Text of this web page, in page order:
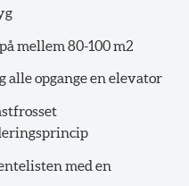
mellem 80-100 m2
alle opgange en elevator
med en